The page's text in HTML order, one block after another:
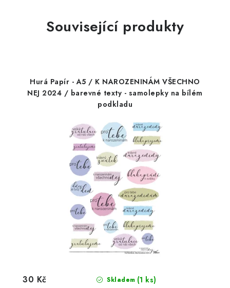
Související produkty
Hurá Papír - A5 / K NAROZENINÁM VŠECHNO
NEJ 2024 / barevné texty - samolepky na bílém
podkladu
Skladem (1 ks)
30 Kč